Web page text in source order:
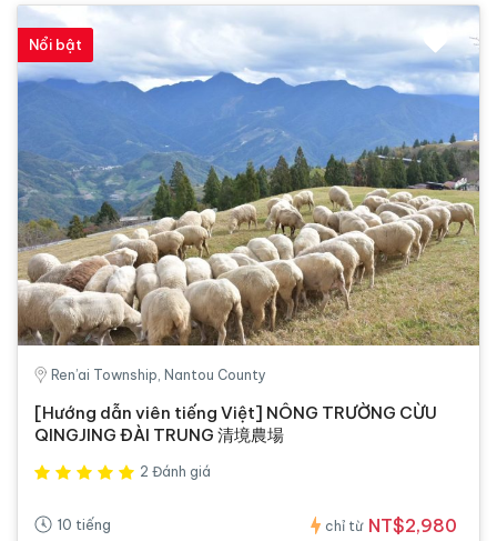
Nổi bật
Ren’ai Township, Nantou County
[Hướng dẫn viên tiếng Việt] NÔNG TRƯỜNG CỪU
QINGJING ĐÀI TRUNG 清境農場
2 Đánh giá
10 tiếng chỉ từ NT$2,980